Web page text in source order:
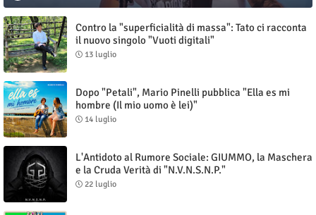
Contro la "superficialità di massa": Tato ci racconta
il nuovo singolo "Vuoti digitali"
13 luglio
Dopo "Petali", Mario Pinelli pubblica "Ella es mi
hombre (Il mio uomo è lei)"
14 luglio
L'Antidoto al Rumore Sociale: GIUMMO, la Maschera
e la Cruda Verità di "N.V.N.S.N.P."
22 luglio